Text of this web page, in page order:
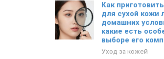
Как
для сухой кожи
домашних
какие есть
выборе его
Уход за кожей